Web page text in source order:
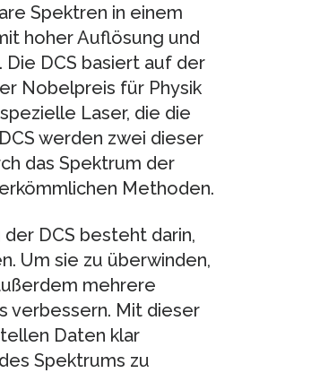
Spektren in einem
hoher Auflösung und
DCS basiert auf der
Nobelpreis für Physik
Laser, die die
werden zwei dieser
das Spektrum der
Methoden.
DCS besteht darin,
Um sie zu überwinden,
mehrere
verbessern. Mit dieser
Daten klar
Spektrums zu